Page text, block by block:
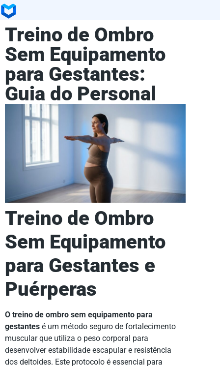
Treino de Ombro
Sem Equipamento
para Gestantes:
Guia do Personal
Treino de Ombro
Sem Equipamento
para Gestantes e
Puérperas
O treino de ombro sem equipamento para
gestantes é um método seguro de fortalecimento
muscular que utiliza o peso corporal para
desenvolver estabilidade escapular e resistência
dos deltoides. Este protocolo é essencial para